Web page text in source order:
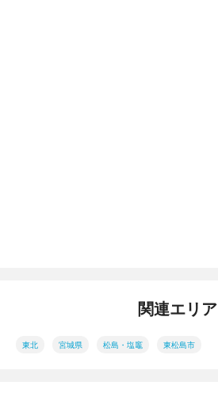
関連エリア
東北 宮城県 松島・塩竈 東松島市